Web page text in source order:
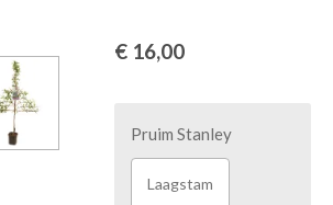
€ 16,00
Pruim Stanley
Laagstam